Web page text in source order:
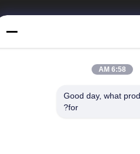
المنتجات
6:58 AM
Good day, what
for?